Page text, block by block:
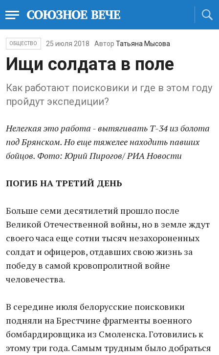
ОБЩЕСТВО 25 июля 2018 Автор Татьяна Мысова
Ищи солдата в поле
Как работают поисковики и где в этом году
пройдут экспедиции?
Нелегкая это работа - вытягивать Т-34 из болота
под Брянском. Но еще тяжелее находить павших
бойцов. Фото: Юрий Пирогов/ РИА Новости
ПОГИБ НА ТРЕТИЙ ДЕНЬ
Больше семи десятилетий прошло после
Великой Отечественной войны, но в земле ждут
своего часа еще сотни тысяч незахороненных
солдат и офицеров, отдавших свою жизнь за
победу в самой кровопролитной войне
человечества.
В середине июля белорусские поисковики
подняли на Брестчине фрагменты военного
бомбардировщика из Смоленска. Готовились к
этому три года. Самым трудным было добраться